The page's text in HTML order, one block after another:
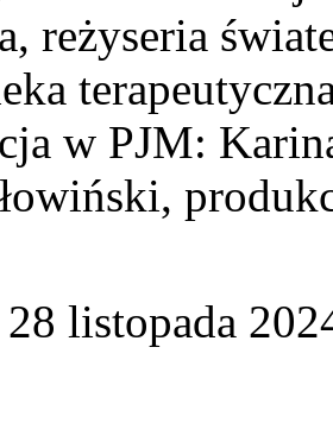
reżyseria
w PJM:
listopada